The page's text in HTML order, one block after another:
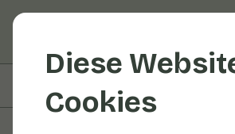
Diese
Cookies